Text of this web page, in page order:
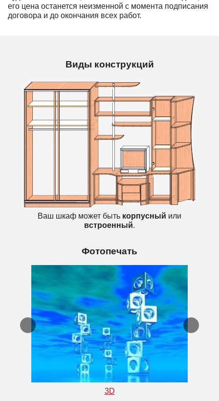
его цена останется неизменной с момента подписания
договора и до окончания всех работ.
Виды конструкций
Ваш шкаф может быть корпусный или
встроенный.
Фотопечать
3D